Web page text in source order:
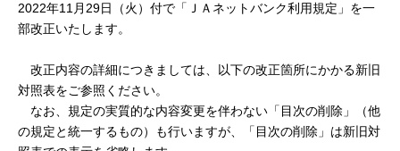
メリット
機能・サービス
2022年11月29日（火）付で「ＪＡネットバンク利用規定」を一
部改正いたします。
改正内容の詳細につきましては、以下の改正箇所にかかる新旧
対照表をご参照ください。
なお、規定の実質的な内容変更を伴わない「目次の削除」（他
の規定と統一するもの）も行いますが、「目次の削除」は新旧対